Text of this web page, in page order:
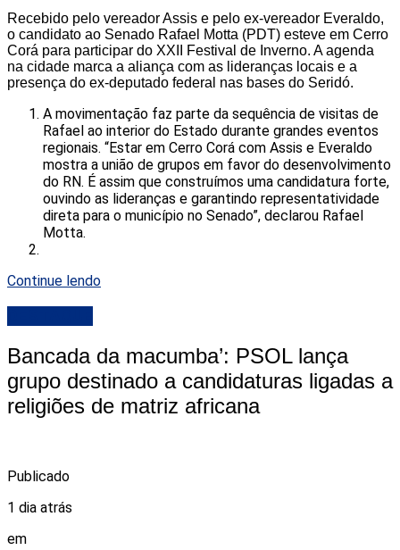
Recebido pelo vereador Assis e pelo ex-vereador Everaldo,
o candidato ao Senado Rafael Motta (PDT) esteve em Cerro
Corá para participar do XXII Festival de Inverno. A agenda
na cidade marca a aliança com as lideranças locais e a
presença do ex-deputado federal nas bases do Seridó.
A movimentação faz parte da sequência de visitas de
Rafael ao interior do Estado durante grandes eventos
regionais. “Estar em Cerro Corá com Assis e Everaldo
mostra a união de grupos em favor do desenvolvimento
do RN. É assim que construímos uma candidatura forte,
ouvindo as lideranças e garantindo representatividade
direta para o município no Senado”, declarou Rafael
Motta.
Continue lendo
Bancada da macumba’: PSOL lança
grupo destinado a candidaturas ligadas a
religiões de matriz africana
Publicado
1 dia atrás
em